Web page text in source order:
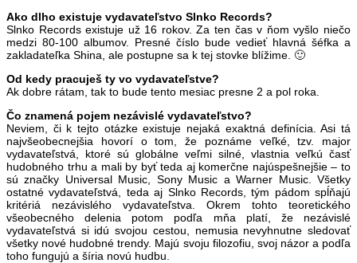
Ako dlho existuje vydavateľstvo Slnko Records?
Slnko Records existuje už 16 rokov. Za ten čas v ňom vyšlo niečo
medzi 80-100 albumov. Presné číslo bude vedieť hlavná šéfka a
zakladateľka Shina, ale postupne sa k tej stovke blížime. 🙂
Od kedy pracuješ ty vo vydavateľstve?
Ak dobre rátam, tak to bude tento mesiac presne 2 a pol roka.
Čo znamená pojem nezávislé vydavateľstvo?
Neviem, či k tejto otázke existuje nejaká exaktná definícia. Asi tá
najvšeobecnejšia hovorí o tom, že poznáme veľké, tzv. major
vydavateľstvá, ktoré sú globálne veľmi silné, vlastnia veľkú časť
hudobného trhu a mali by byť teda aj komerčne najúspešnejšie – to
sú značky Universal Music, Sony Music a Warner Music. Všetky
ostatné vydavateľstvá, teda aj Slnko Records, tým pádom spĺňajú
kritériá nezávislého vydavateľstva. Okrem tohto teoretického
všeobecného delenia potom podľa mňa platí, že nezávislé
vydavateľstvá si idú svojou cestou, nemusia nevyhnutne sledovať
všetky nové hudobné trendy. Majú svoju filozofiu, svoj názor a podľa
toho fungujú a šíria novú hudbu.